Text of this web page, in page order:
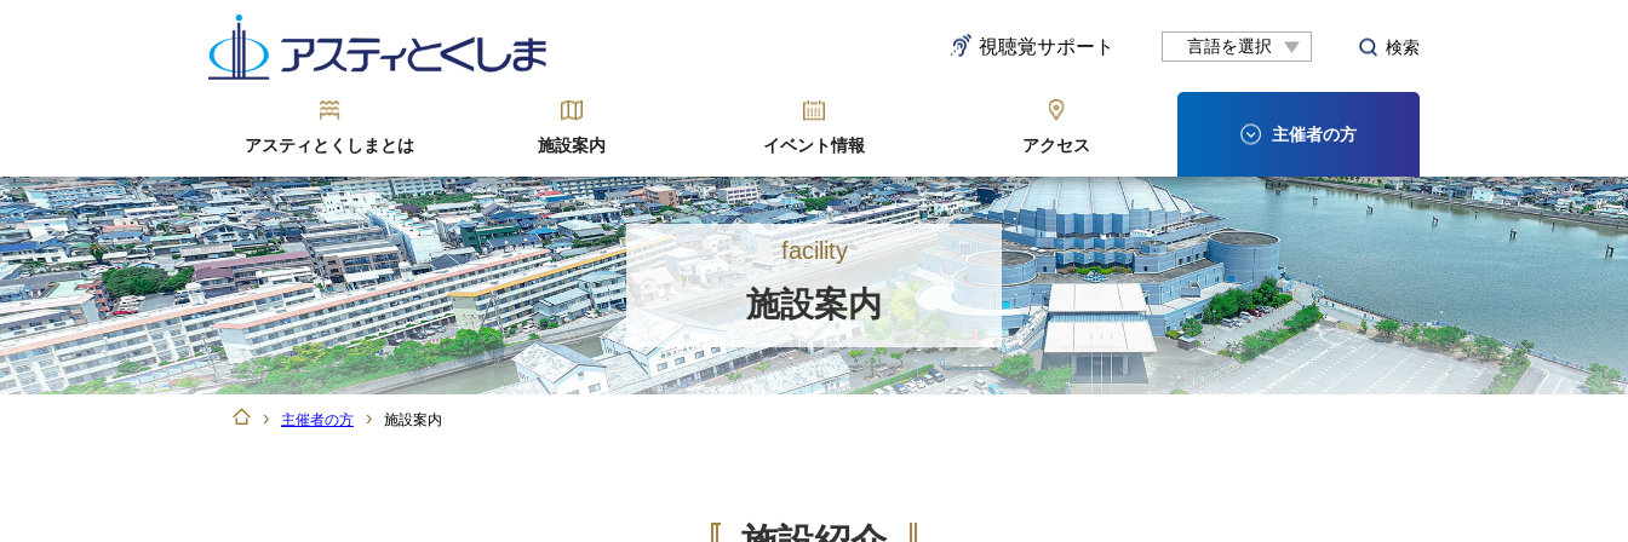
視聴覚サポート 検索
アスティ とくしま とは 施設案内 イベント情報 アクセス
主催者の方
facility
施設案内
› 主催者の方 › 施設案内